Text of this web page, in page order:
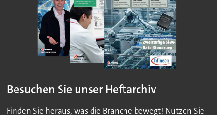
Besuchen Sie unser Heftarchiv
Finden Sie heraus, was die Branche bewegt! Nutzen Sie